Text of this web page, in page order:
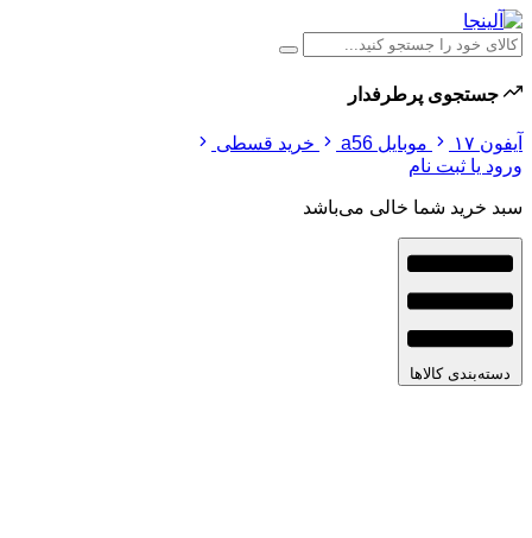
جستجوی پرطرفدار
آیفون ۱۷ موبایل a56
خرید قسطی
ورود یا ثبت نام
سبد خرید شما خالی می‌باشد
دسته‌بندی کالاها